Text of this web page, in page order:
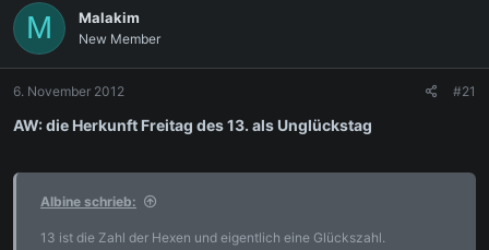
e
l
e
r
t
a
M Malakim
New Member
6. November 2012 #21
AW: die Herkunft Freitag des 13. als Unglückstag
Albine schrieb:
13 ist die Zahl der Hexen und eigentlich eine Glückszahl.